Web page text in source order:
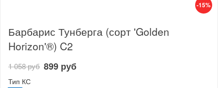
-15%
Барбарис Тунберга (сорт 'Golden
Horizon'®) C2
1 058 руб 899 руб
Тип КС